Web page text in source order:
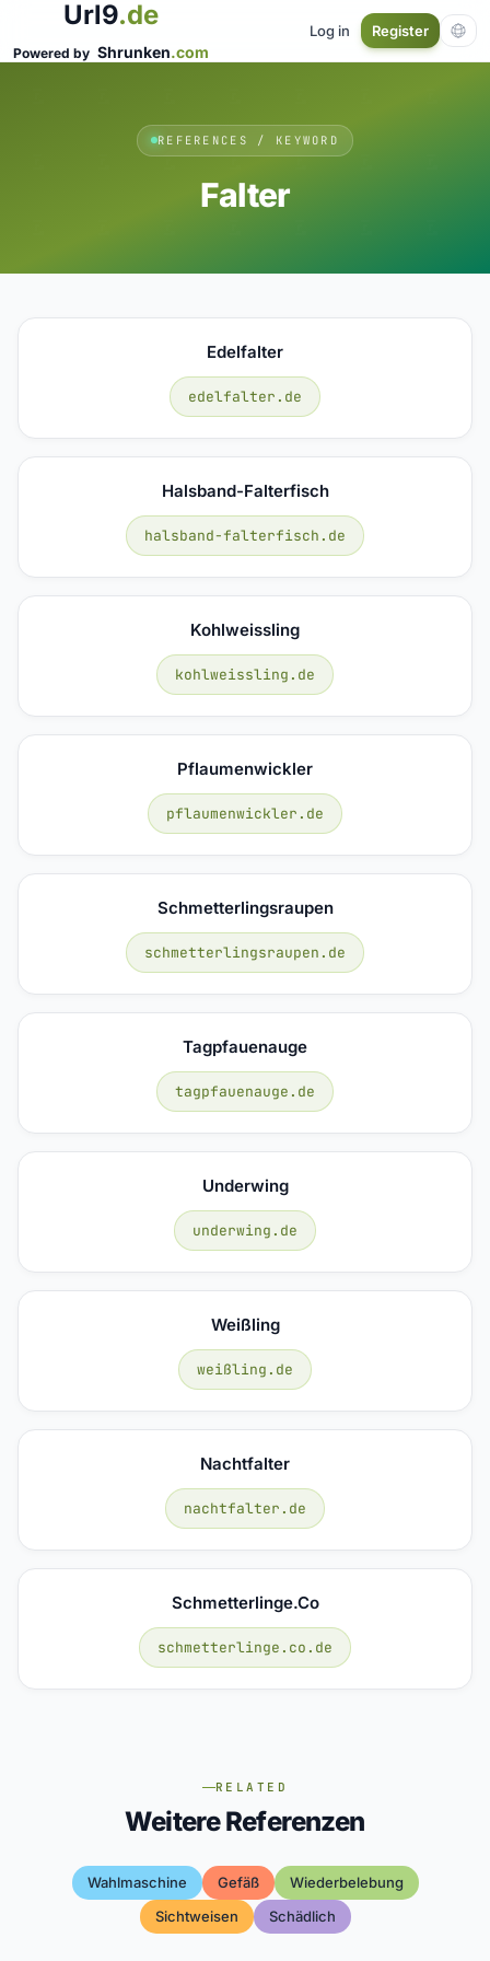
Url9.de
Powered by Shrunken.com
Log in Register
REFERENCES / KEYWORD
Falter
Edelfalter
edelfalter.de
Halsband-Falterfisch
halsband-falterfisch.de
Kohlweissling
kohlweissling.de
Pflaumenwickler
pflaumenwickler.de
Schmetterlingsraupen
schmetterlingsraupen.de
Tagpfauenauge
tagpfauenauge.de
Underwing
underwing.de
Weißling
weißling.de
Nachtfalter
nachtfalter.de
Schmetterlinge.co
schmetterlinge.co.de
RELATED
Weitere Referenzen
Wahlmaschine Gefäß
Wiederbelebung
Sichtweisen
Schädlich